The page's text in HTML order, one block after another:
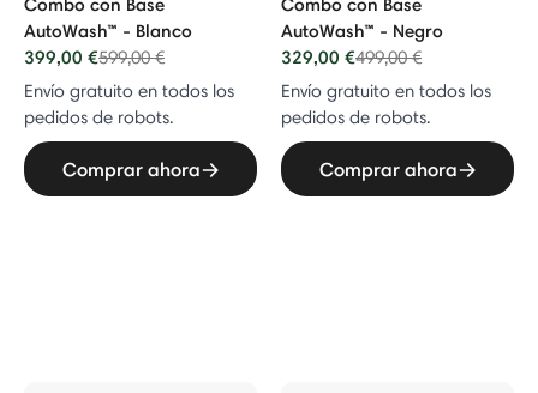
AutoWash™ - Blanco
399,00 €Price reduced from
599,00 €to
Envío gratuito en todos los
pedidos de robots.
Comprar ahora
AutoWash™ - Negro
329,00 €Price reduced from
499,00 €to
Envío gratuito en todos los
pedidos de robots.
Comprar ahora